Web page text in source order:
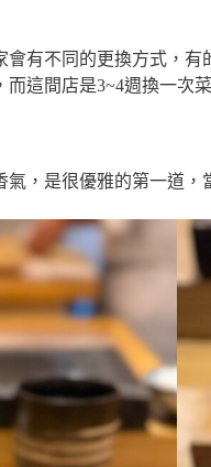
有不同的更換方式，有
而這間店是3~4週換一次
氣，是很優雅的第一道